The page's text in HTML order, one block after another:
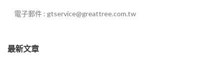
電子郵件 : gtservice@greattree.com.tw
最新文章